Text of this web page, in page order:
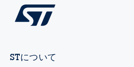
STについて